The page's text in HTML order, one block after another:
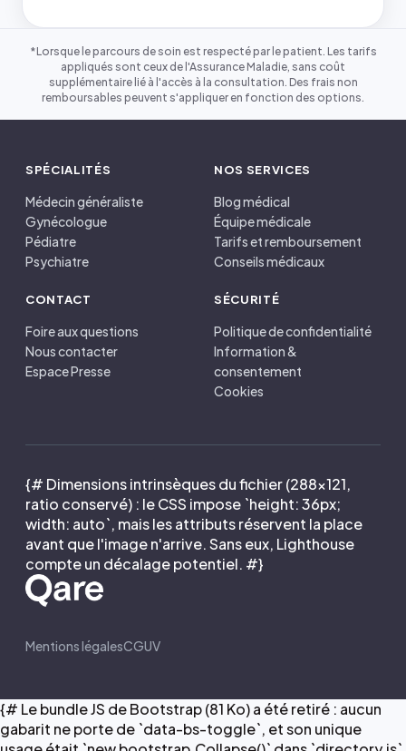
*Lorsque le parcours de soin est respecté par le patient. Les tarifs
appliqués sont ceux de l'Assurance Maladie, sans coût
supplémentaire lié à l'accès à la consultation. Des frais non
remboursables peuvent s'appliquer en fonction des options.
SPÉCIALITÉS
Médecin généraliste
Gynécologue
Pédiatre
Psychiatre
NOS SERVICES
Blog médical
Équipe médicale
Tarifs et remboursement
Conseils médicaux
CONTACT
Foire aux questions
Nous contacter
Espace Presse
SÉCURITÉ
Politique de confidentialité
Information &
consentement
Cookies
{# Dimensions intrinsèques du fichier (288×121,
ratio conservé) : le CSS impose `height: 36px;
width: auto`, mais les attributs réservent la place
avant que l'image n'arrive. Sans eux, Lighthouse
compte un décalage potentiel. #}
Mentions légalesCGUV
{# Le bundle JS de Bootstrap (81 Ko) a été retiré : aucun
gabarit ne porte de `data-bs-toggle`, et son unique